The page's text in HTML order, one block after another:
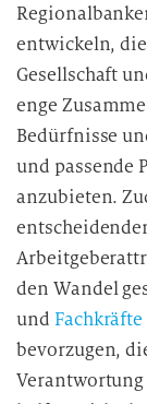
d
i
e
a
t
e
n
v
e
r
a
e
entwickeln,
Gesellschaft
enge
Bedürfnisse
und passende
anzubieten.
den Wandel
und Fachkräfte
bevorzugen,